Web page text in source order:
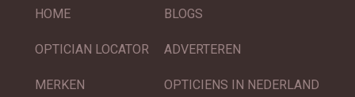
HOME
OPTICIAN LOCATOR
MERKEN
BLOGS
ADVERTEREN
OPTICIENS IN NEDERLAND